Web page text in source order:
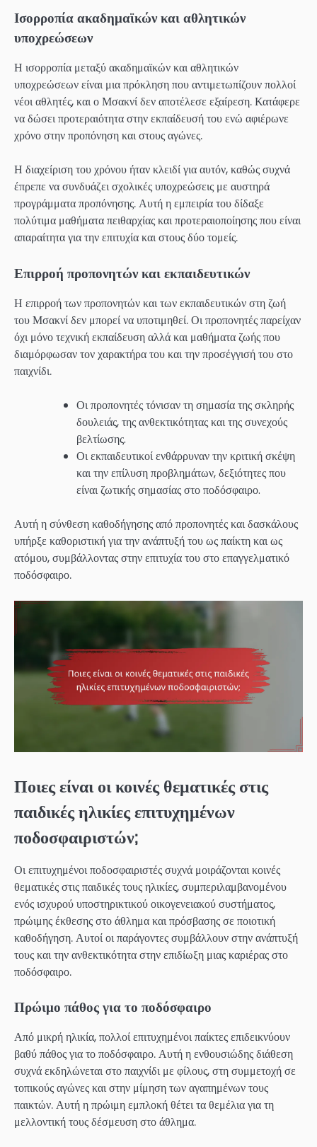
Ισορροπία ακαδημαϊκών και αθλητικών
υποχρεώσεων
Η ισορροπία μεταξύ ακαδημαϊκών και αθλητικών
υποχρεώσεων είναι μια πρόκληση που αντιμετωπίζουν πολλοί
νέοι αθλητές, και ο Μσακνί δεν αποτέλεσε εξαίρεση. Κατάφερε
να δώσει προτεραιότητα στην εκπαίδευσή του ενώ αφιέρωνε
χρόνο στην προπόνηση και στους αγώνες.
Η διαχείριση του χρόνου ήταν κλειδί για αυτόν, καθώς συχνά
έπρεπε να συνδυάζει σχολικές υποχρεώσεις με αυστηρά
προγράμματα προπόνησης. Αυτή η εμπειρία του δίδαξε
πολύτιμα μαθήματα πειθαρχίας και προτεραιοποίησης που είναι
απαραίτητα για την επιτυχία και στους δύο τομείς.
Επιρροή προπονητών και εκπαιδευτικών
Η επιρροή των προπονητών και των εκπαιδευτικών στη ζωή
του Μσακνί δεν μπορεί να υποτιμηθεί. Οι προπονητές παρείχαν
όχι μόνο τεχνική εκπαίδευση αλλά και μαθήματα ζωής που
διαμόρφωσαν τον χαρακτήρα του και την προσέγγισή του στο
παιχνίδι.
Οι προπονητές τόνισαν τη σημασία της σκληρής
δουλειάς, της ανθεκτικότητας και της συνεχούς
βελτίωσης.
Οι εκπαιδευτικοί ενθάρρυναν την κριτική σκέψη
και την επίλυση προβλημάτων, δεξιότητες που
είναι ζωτικής σημασίας στο ποδόσφαιρο.
Αυτή η σύνθεση καθοδήγησης από προπονητές και δασκάλους
υπήρξε καθοριστική για την ανάπτυξή του ως παίκτη και ως
ατόμου, συμβάλλοντας στην επιτυχία του στο επαγγελματικό
ποδόσφαιρο.
Ποιες είναι οι κοινές θεματικές στις
παιδικές ηλικίες επιτυχημένων
ποδοσφαιριστών;
Οι επιτυχημένοι ποδοσφαιριστές συχνά μοιράζονται κοινές
θεματικές στις παιδικές τους ηλικίες, συμπεριλαμβανομένου
ενός ισχυρού υποστηρικτικού οικογενειακού συστήματος,
πρώιμης έκθεσης στο άθλημα και πρόσβασης σε ποιοτική
καθοδήγηση. Αυτοί οι παράγοντες συμβάλλουν στην ανάπτυξή
τους και την ανθεκτικότητα στην επιδίωξη μιας καριέρας στο
ποδόσφαιρο.
Πρώιμο πάθος για το ποδόσφαιρο
Από μικρή ηλικία, πολλοί επιτυχημένοι παίκτες επιδεικνύουν
βαθύ πάθος για το ποδόσφαιρο. Αυτή η ενθουσιώδης διάθεση
συχνά εκδηλώνεται στο παιχνίδι με φίλους, στη συμμετοχή σε
τοπικούς αγώνες και στην μίμηση των αγαπημένων τους
παικτών. Αυτή η πρώιμη εμπλοκή θέτει τα θεμέλια για τη
μελλοντική τους δέσμευση στο άθλημα.